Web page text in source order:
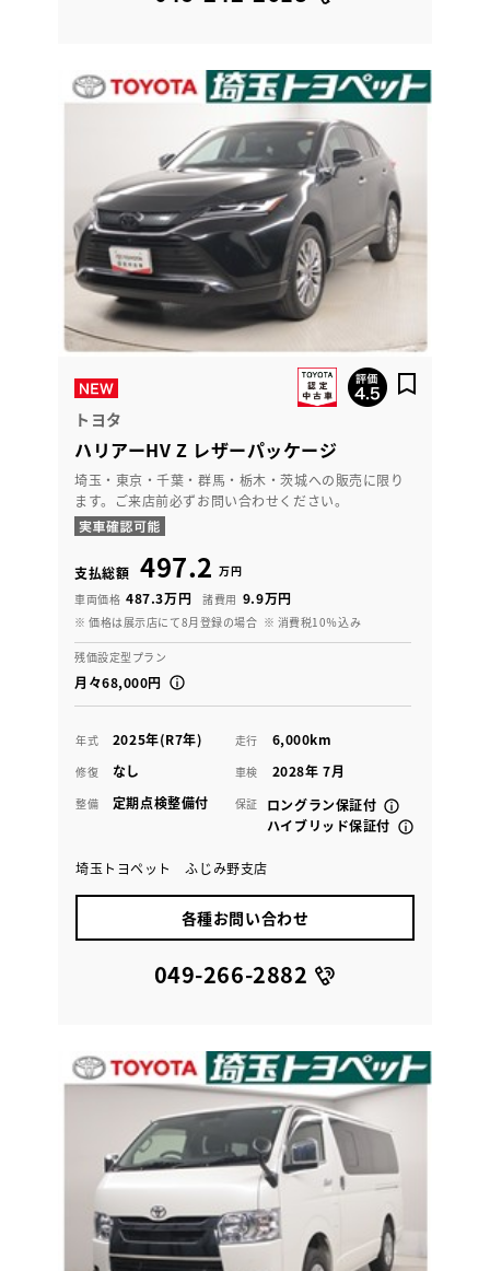
トヨタ
ハリアーHV Z レザーパッケージ
埼玉・東京・千葉・群馬・栃木・茨城への販売に限り
ます。ご来店前必ずお問い合わせください。
支払総額 497.2 万円
車両価格 487.3万円 諸費用 9.9万円
※ 価格は展示店にて8月登録の場合 ※ 消費税10％込み
残価設定型プラン
月々68,000円
年式 2025年(R7年) 走行 6,000km
修復 なし 車検 2028年 7月
整備 定期点検整備付 保証
ロングラン保証付
ハイブリッド保証付
埼玉トヨペット ふじみ野支店
各種お問い合わせ
049-266-2882